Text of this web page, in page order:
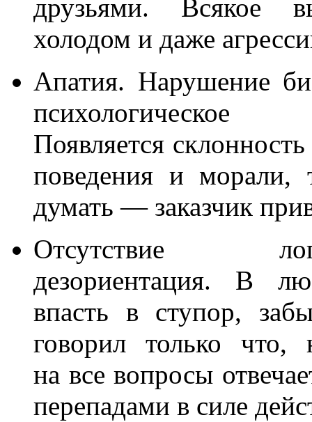
друзьями. Всякое
холодом и даже
Апатия. Нарушение
Появляется
поведения и
думать — заказчик
Отсутствие
дезориентация. В
впасть в ступор,
говорил только что,
на все вопросы
перепадами в силе